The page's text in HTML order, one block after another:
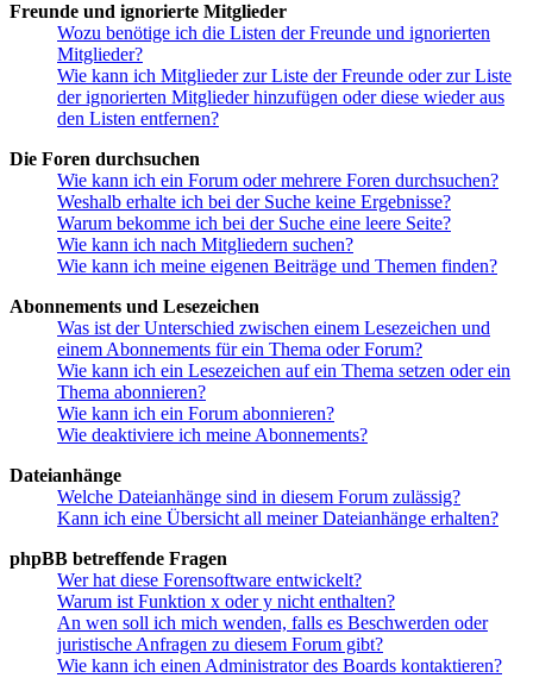
Freunde und ignorierte Mitglieder
Wozu benötige ich die Listen der Freunde und ignorierten
Mitglieder?
Wie kann ich Mitglieder zur Liste der Freunde oder zur Liste
der ignorierten Mitglieder hinzufügen oder diese wieder aus
den Listen entfernen?
Die Foren durchsuchen
Wie kann ich ein Forum oder mehrere Foren durchsuchen?
Weshalb erhalte ich bei der Suche keine Ergebnisse?
Warum bekomme ich bei der Suche eine leere Seite?
Wie kann ich nach Mitgliedern suchen?
Wie kann ich meine eigenen Beiträge und Themen finden?
Abonnements und Lesezeichen
Was ist der Unterschied zwischen einem Lesezeichen und
einem Abonnements für ein Thema oder Forum?
Wie kann ich ein Lesezeichen auf ein Thema setzen oder ein
Thema abonnieren?
Wie kann ich ein Forum abonnieren?
Wie deaktiviere ich meine Abonnements?
Dateianhänge
Welche Dateianhänge sind in diesem Forum zulässig?
Kann ich eine Übersicht all meiner Dateianhänge erhalten?
phpBB betreffende Fragen
Wer hat diese Forensoftware entwickelt?
Warum ist Funktion x oder y nicht enthalten?
An wen soll ich mich wenden, falls es Beschwerden oder
juristische Anfragen zu diesem Forum gibt?
Wie kann ich einen Administrator des Boards kontaktieren?